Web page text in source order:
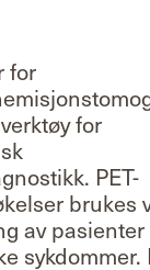
for
for
PET-
brukes
av pasienter
sykdommer.